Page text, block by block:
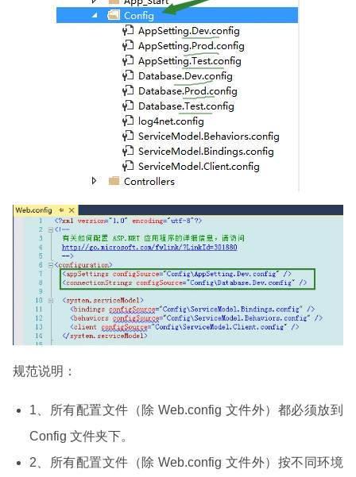
规范说明：
1、所有配置文件（除 Web.config 文件外）都必须放到
Config 文件夹下。
2、所有配置文件（除 Web.config 文件外）按不同环境